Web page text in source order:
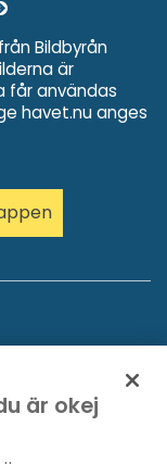
Bildbyrån
är
får användas
havet.nu anges
är okej